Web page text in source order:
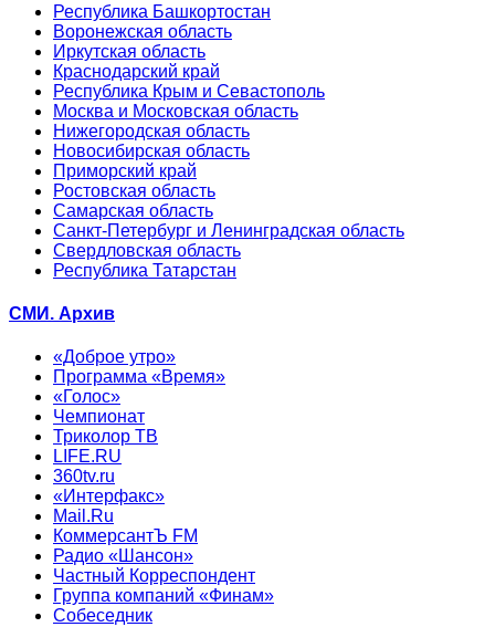
Республика Башкортостан
Воронежская область
Иркутская область
Краснодарский край
Республика Крым и Севастополь
Москва и Московская область
Нижегородская область
Новосибирская область
Приморский край
Ростовская область
Самарская область
Санкт-Петербург и Ленинградская область
Свердловская область
Республика Татарстан
СМИ. Архив
«Доброе утро»
Программа «Время»
«Голос»
Чемпионат
Триколор ТВ
LIFE.RU
360tv.ru
«Интерфакс»
Mail.Ru
КоммерсантЪ FM
Радио «Шансон»
Частный Корреспондент
Группа компаний «Финам»
Собеседник